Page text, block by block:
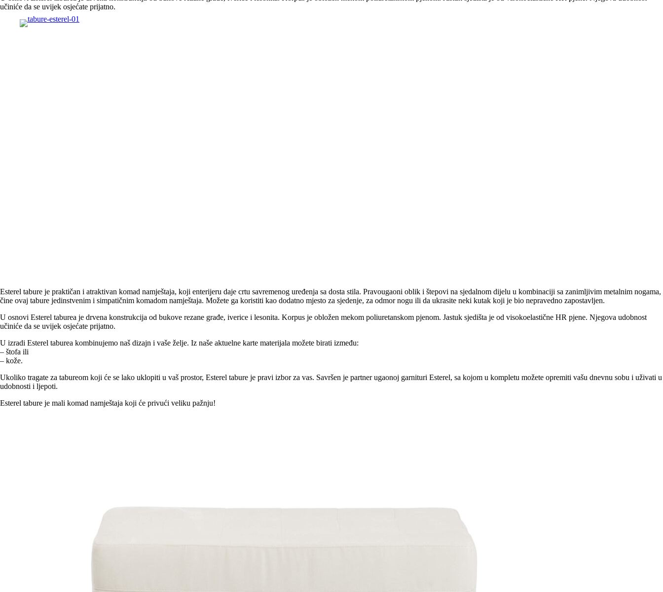
učiniće da se uvijek osjećate prijatno.
Esterel tabure je praktičan i atraktivan komad namještaja, koji enterijeru daje crtu savremenog uređenja sa dosta stila. Pravougaoni oblik i štepovi na sjedalnom dijelu u kombinaciji sa zanimljivim metalnim nogama,
čine ovaj tabure jedinstvenim i simpatičnim komadom namještaja. Možete ga koristiti kao dodatno mjesto za sjedenje, za odmor nogu ili da ukrasite neki kutak koji je bio nepravedno zapostavljen.
U osnovi Esterel taburea je drvena konstrukcija od bukove rezane građe, iverice i lesonita. Korpus je obložen mekom poliuretanskom pjenom. Jastuk sjedišta je od visokoelastične HR pjene. Njegova udobnost
učiniće da se uvijek osjećate prijatno.
U izradi Esterel taburea kombinujemo naš dizajn i vaše želje. Iz naše aktuelne karte materijala možete birati između:
– štofa ili
– kože.
Ukoliko tragate za tabureom koji će se lako uklopiti u vaš prostor, Esterel tabure je pravi izbor za vas. Savršen je partner ugaonoj garnituri Esterel, sa kojom u kompletu možete opremiti vašu dnevnu sobu i uživati u
udobnosti i ljepoti.
Esterel tabure je mali komad namještaja koji će privući veliku pažnju!